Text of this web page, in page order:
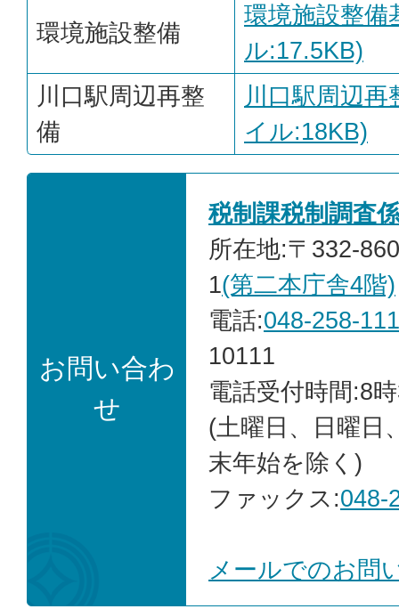
環境施設整備
環境施設整備
ル:17.5KB)
川口駅周辺再整
備
川口駅周辺
イル:18KB)
お問い合わ
せ
税制課税制調査
所在地:〒332-
1(第二本庁舎4階)
電話:048-258-
10111
電話受付時間:8
(土曜日、日曜日
末年始を除く)
ファックス:048-
メールでのお問